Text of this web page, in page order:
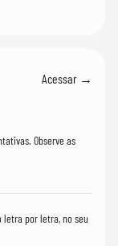
Acessar →
Observe as
por letra, no seu